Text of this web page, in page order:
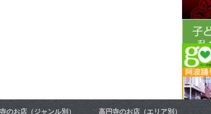
のお店（ジャンル別）
高円寺のお店（エリア別）